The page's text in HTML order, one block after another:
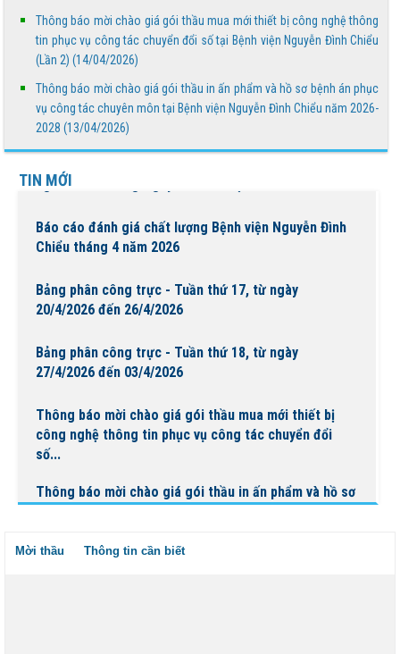
Thông báo mời chào giá gói thầu mua mới thiết bị công nghệ thông
tin phục vụ công tác chuyển đổi số tại Bệnh viện Nguyễn Đình Chiểu
(Lần 2) (14/04/2026)
Thông báo mời chào giá gói thầu in ấn phẩm và hồ sơ bệnh án phục
vụ công tác chuyên môn tại Bệnh viện Nguyễn Đình Chiểu năm 2026-
2028 (13/04/2026)
TIN MỚI
Truyền thông về phòng, chống tác hại của thuốc lá
THÔNG BÁO MỜI BÁO GIÁ
nghĩa chào mừng Ngày Quốc tế Hộ sinh 5/5 và...
Báo cáo đánh giá chất lượng Bệnh viện Nguyễn Đình
Chiểu tháng 4 năm 2026
Bảng phân công trực - Tuần thứ 17, từ ngày
20/4/2026 đến 26/4/2026
Bảng phân công trực - Tuần thứ 18, từ ngày
27/4/2026 đến 03/4/2026
Thông báo mời chào giá gói thầu mua mới thiết bị
công nghệ thông tin phục vụ công tác chuyển đổi
số...
Thông báo mời chào giá gói thầu in ấn phẩm và hồ sơ
BỆNH VIỆN NGUYỄN ĐÌNH CHIỂU TỔ CHỨC KHÁM
Mời thầu Thông tin cần biết